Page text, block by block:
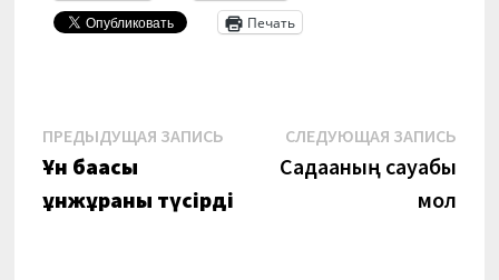
Печать
Навигация
по
записям
ПРЕДЫДУЩАЯ ЗАПИСЬПредыдущая
запись:
Ұн бағасы
ұнжұрғаны түсірді
СЛЕДУЮЩАЯ ЗАПИСЬ
Садақаның сауабы
мол